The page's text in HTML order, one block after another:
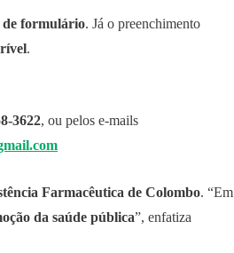
de formulário. Já o preenchimento
.
3622, ou pelos e-mails
Farmacêutica de Colombo. “Em
da saúde pública”, enfatiza